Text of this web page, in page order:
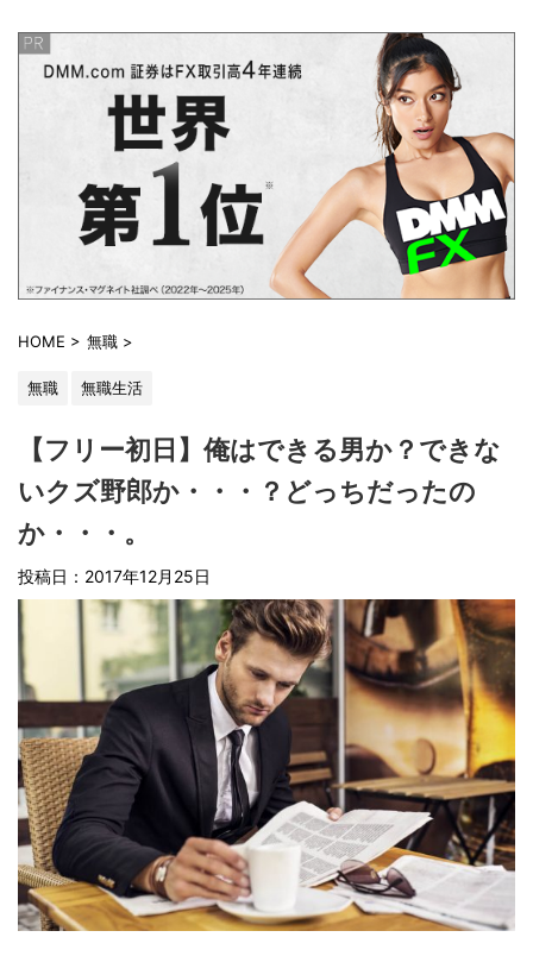
HOME > 無職 >
無職 無職生活
【フリー初日】俺はできる男か？できな
いクズ野郎か・・・？どっちだったの
か・・・。
投稿日：2017年12月25日